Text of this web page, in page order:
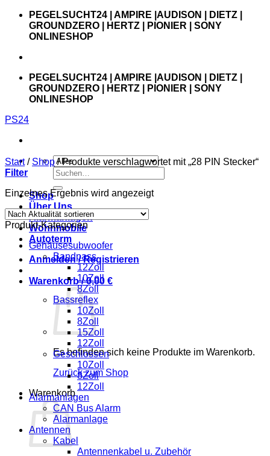
Zum
springen
PEGELSUCHT24 | AMPIRE |AUDISON | DIETZ |
GROUNDZERO | HERTZ | PIONIER | SONY
ONLINESHOP
PEGELSUCHT24 | AMPIRE |AUDISON | DIETZ |
GROUNDZERO | HERTZ | PIONIER | SONY
ONLINESHOP
PS24
Suchen
nach:
Shop
Über Uns
Alarmanlagen
Wohnmobile
Autoterm
Anmelden / Registrieren
Warenkorb /0,00 €
Es befinden sich keine Produkte im Warenkorb.
Zurück zum Shop
Warenkorb
Start / Shop /Produkte verschlagwortet mit „28 PIN Stecker“
Filter
Einzelnes Ergebnis wird angezeigt
Produkt-Kategorien
Gehäusesubwoofer
Bandpass
12Zoll
10Zoll
8Zoll
Bassreflex
10Zoll
8Zoll
15Zoll
12Zoll
Geschlossen
10Zoll
8Zoll
12Zoll
Alarmanlagen
CAN Bus Alarm
Alarmanlage
Antennen
Kabel
Antennenkabel u. Zubehör